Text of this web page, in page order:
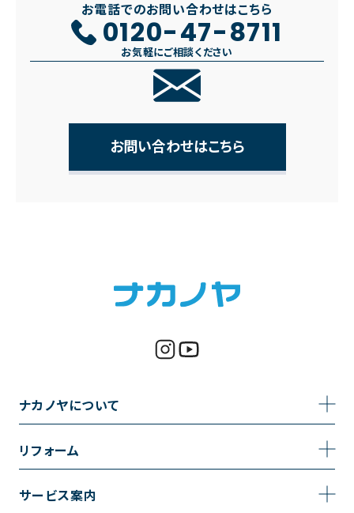
お電話でのお問い合わせはこちら
0120-47-8711
お気軽にご相談ください
お問い合わせはこちら
ナカノヤについて
事業内容
リフォーム
トイレのリフォーム
サービス案内